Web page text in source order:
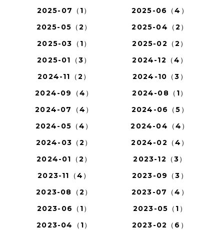
2025-07（1）
2025-06（4）
2025-05（2）
2025-04（2）
2025-03（1）
2025-02（2）
2025-01（3）
2024-12（4）
2024-11（2）
2024-10（3）
2024-09（4）
2024-08（1）
2024-07（4）
2024-06（5）
2024-05（4）
2024-04（4）
2024-03（2）
2024-02（4）
2024-01（2）
2023-12（3）
2023-11（4）
2023-09（3）
2023-08（2）
2023-07（4）
2023-06（1）
2023-05（1）
2023-04（1）
2023-02（6）